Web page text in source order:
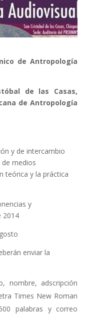
de Antropología
de las Casas,
de Antropología
y de intercambio
medios
teórica y la práctica
y
2014
enviar la
nombre, adscripción
Times New Roman
palabras y correo